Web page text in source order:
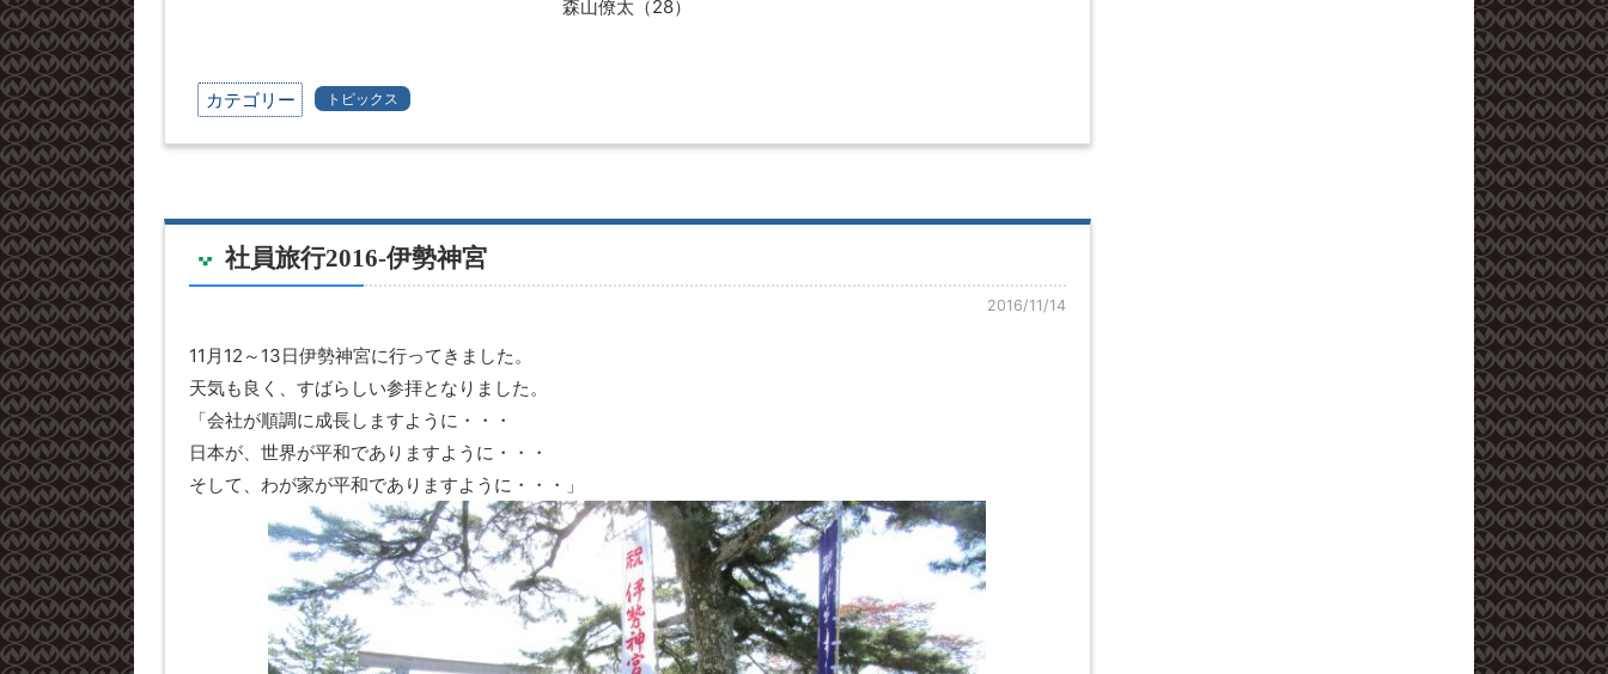
森山僚太（28）
カテゴリー トピックス
社員旅行2016-伊勢神宮
2016/11/14
11月12～13日伊勢神宮に行ってきました。
天気も良く、すばらしい参拝となりました。
「会社が順調に成長しますように・・・
日本が、世界が平和でありますように・・・
そして、わが家が平和でありますように・・・」